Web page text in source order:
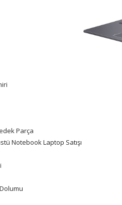
Parça
Notebook Laptop Satışı